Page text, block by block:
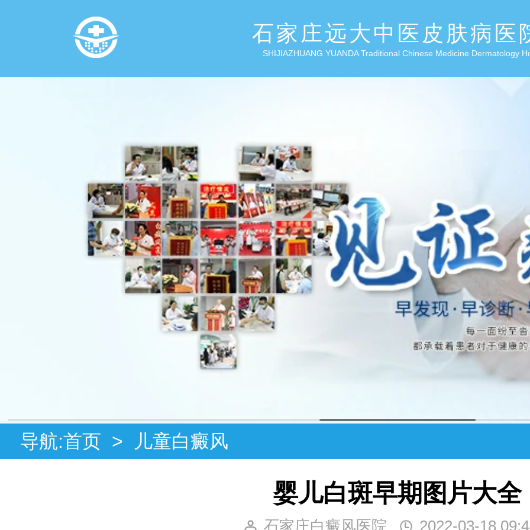
石家庄远大中医皮肤病医
SHIJIAZHUANG YUANDA Traditional Chinese Medicine Dermatology
导航:首页 > 儿童白癜风
婴儿白斑早期图片大全
石家庄白癜风医院 2022-03-18